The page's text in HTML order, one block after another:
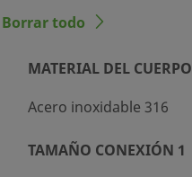
Borrar todo
Acero inoxidable 316
MATERIAL DEL CUERPO
TAMAÑO CONEXIÓN 1